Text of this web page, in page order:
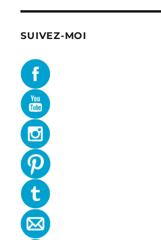
SUIVEZ-MOI